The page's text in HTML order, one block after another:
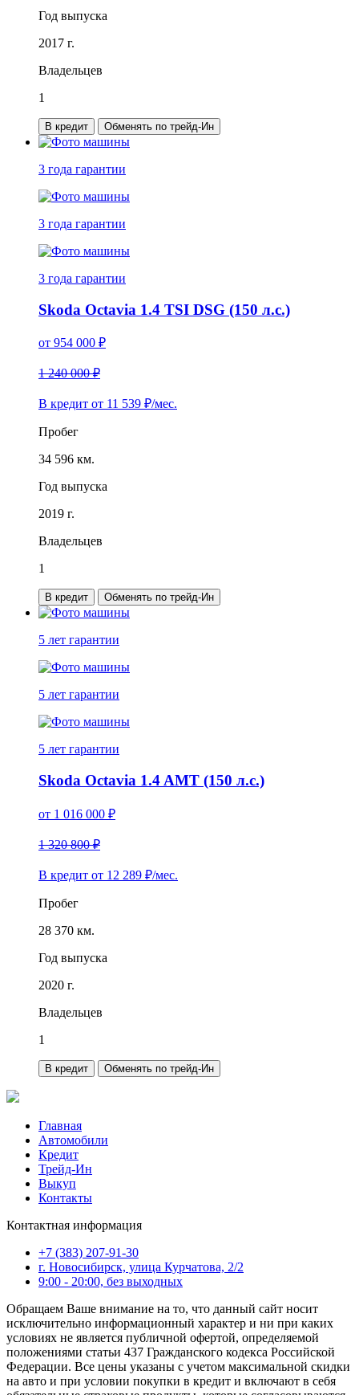
Год выпуска
2017 г.
Владельцев
1
В кредит Обменять по трейд-Ин
3 года гарантии
3 года гарантии
3 года гарантии
Skoda Octavia 1.4 TSI DSG (150 л.с.)
от 954 000 ₽
1 240 000 ₽
В кредит от 11 539 ₽/мес.
Пробег
34 596 км.
Год выпуска
2019 г.
Владельцев
1
В кредит Обменять по трейд-Ин
5 лет гарантии
5 лет гарантии
5 лет гарантии
Skoda Octavia 1.4 AMT (150 л.с.)
от 1 016 000 ₽
1 320 800 ₽
В кредит от 12 289 ₽/мес.
Пробег
28 370 км.
Год выпуска
2020 г.
Владельцев
1
В кредит Обменять по трейд-Ин
Главная
Автомобили
Кредит
Трейд-Ин
Выкуп
Контакты
Контактная информация
+7 (383) 207-91-30
г. Новосибирск, улица Курчатова, 2/2
9:00 - 20:00, без выходных
Обращаем Ваше внимание на то, что данный сайт носит
исключительно информационный характер и ни при каких
условиях не является публичной офертой, определяемой
положениями статьи 437 Гражданского кодекса Российской
Федерации. Все цены указаны с учетом максимальной скидки
на авто и при условии покупки в кредит и включают в себя